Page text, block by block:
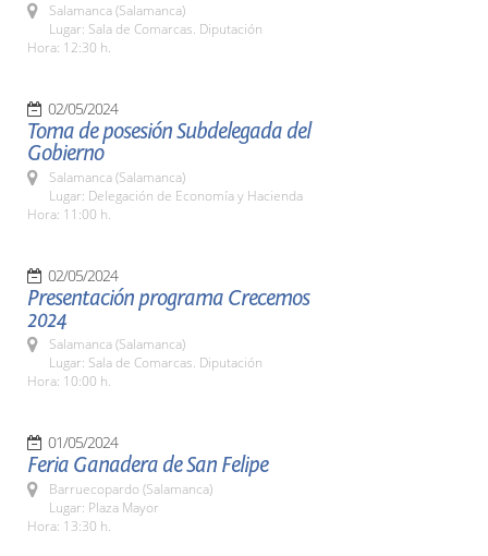
Salamanca (Salamanca)
Lugar: Sala de Comarcas. Diputación
Hora: 12:30 h.
02/05/2024
Toma de posesión Subdelegada del
Gobierno
Salamanca (Salamanca)
Lugar: Delegación de Economía y Hacienda
Hora: 11:00 h.
02/05/2024
Presentación programa Crecemos
2024
Salamanca (Salamanca)
Lugar: Sala de Comarcas. Diputación
Hora: 10:00 h.
01/05/2024
Feria Ganadera de San Felipe
Barruecopardo (Salamanca)
Lugar: Plaza Mayor
Hora: 13:30 h.